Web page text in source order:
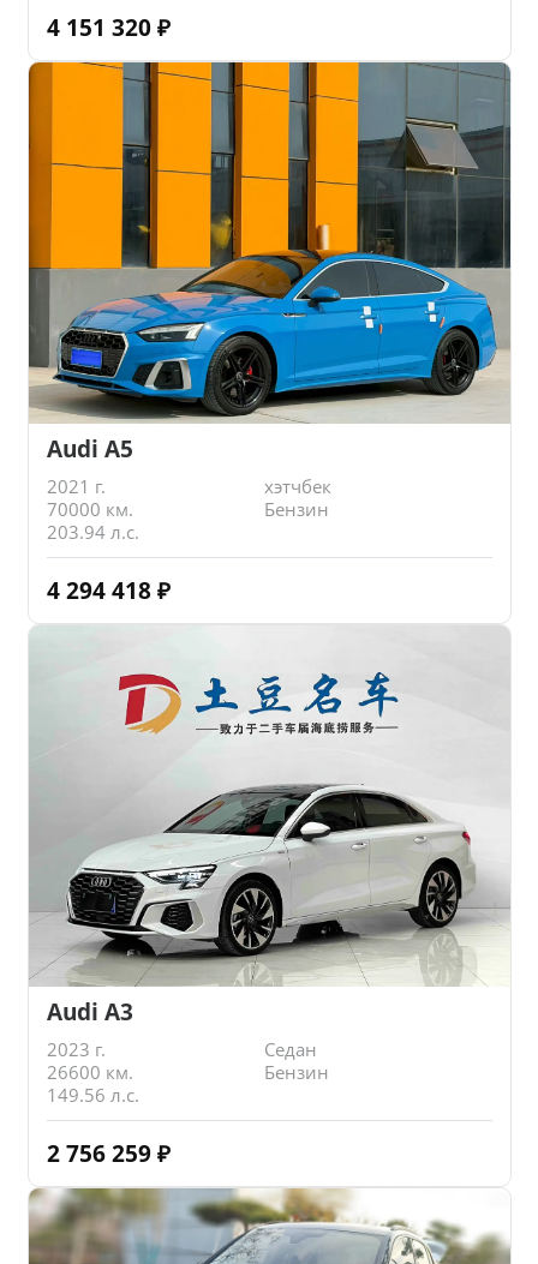
4 151 320 ₽
Audi A5
2021 г.
хэтчбек
70000 км.
Бензин
203.94 л.с.
4 294 418 ₽
Audi A3
2023 г.
Седан
26600 км.
Бензин
149.56 л.с.
2 756 259 ₽